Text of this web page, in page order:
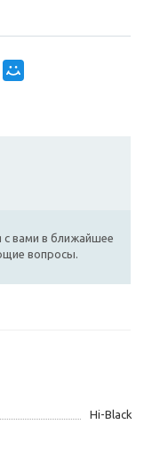
вами в ближайшее
вопросы.
Hi-Black